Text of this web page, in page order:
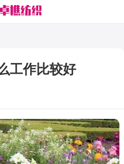
工作比较好